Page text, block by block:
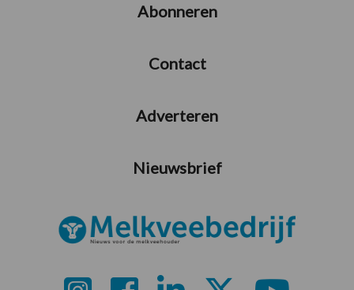
Abonneren
Contact
Adverteren
Nieuwsbrief